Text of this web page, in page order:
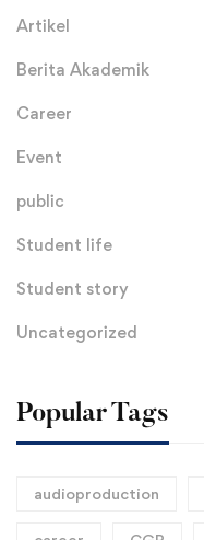
Artikel
Berita Akademik
Career
Event
public
Student life
Student story
Uncategorized
Popular Tags
audioproduction